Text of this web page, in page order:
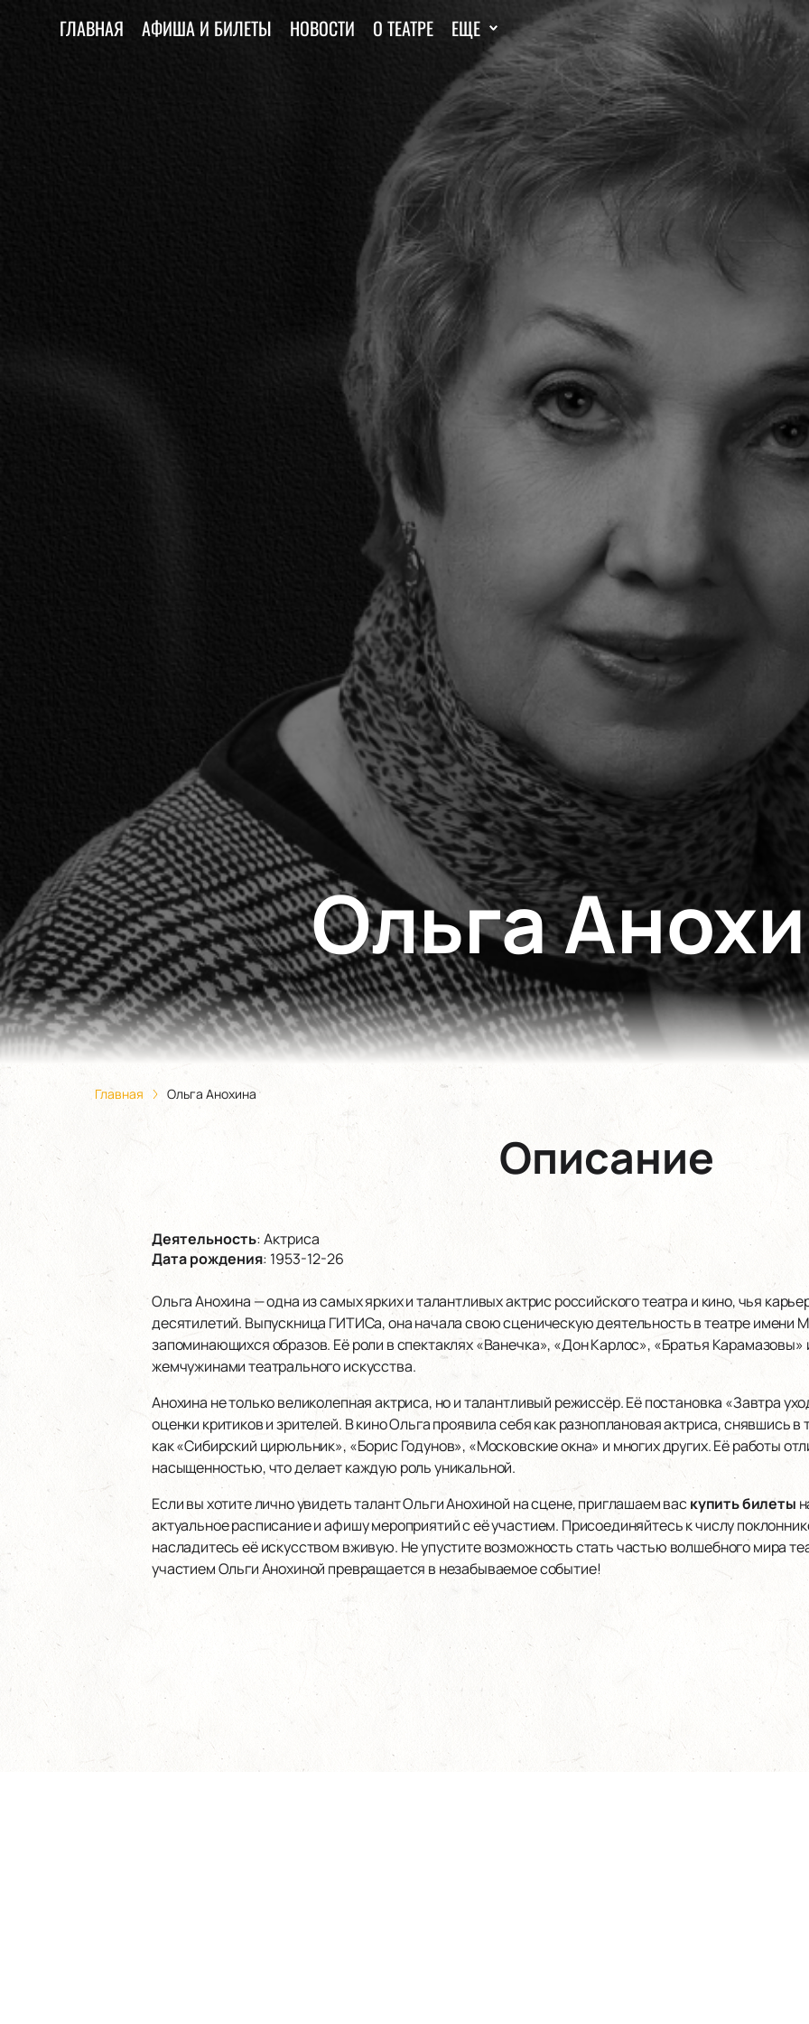
ГЛАВНАЯ АФИША И БИЛЕТЫ НОВОСТИ О ТЕАТРЕ ЕЩЕ
Ольга
Главная Ольга Анохина
Описание
Деятельность:Актриса
Дата рождения: 1953-12-26
Ольга Анохина — одна из самых ярких и талантливых актрис российского театра и кино, чья
десятилетий. Выпускница ГИТИСа, она начала свою сценическую деятельность в театре имени
запоминающихся образов. Её роли в спектаклях «Ванечка», «Дон Карлос», «Братья Карамазовы»
жемчужинами театрального искусства.
Анохина не только великолепная актриса, но и талантливый режиссёр. Её постановка «Завтра
оценки критиков и зрителей. В кино Ольга проявила себя как разноплановая актриса, снявшись
как «Сибирский цирюльник», «Борис Годунов», «Московские окна» и многих других. Её работы
насыщенностью, что делает каждую роль уникальной.
Если вы хотите лично увидеть талант Ольги Анохиной на сцене, приглашаем васкупить билеты
актуальное расписание и афишу мероприятий с её участием. Присоединяйтесь к числу
насладитесь её искусством вживую. Не упустите возможность стать частью волшебного мира
участием Ольги Анохиной превращается в незабываемое событие!